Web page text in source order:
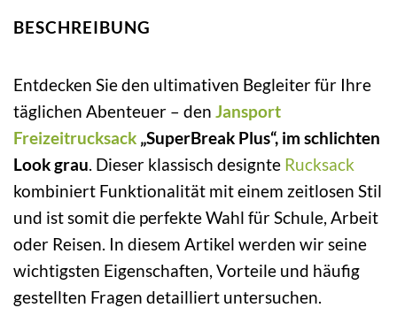
BESCHREIBUNG
Entdecken Sie den ultimativen Begleiter für Ihre
täglichen Abenteuer – den Jansport
Freizeitrucksack „SuperBreak Plus“, im schlichten
Look grau . Dieser klassisch designte Rucksack
kombiniert Funktionalität mit einem zeitlosen Stil
und ist somit die perfekte Wahl für Schule, Arbeit
oder Reisen. In diesem Artikel werden wir seine
wichtigsten Eigenschaften, Vorteile und häufig
gestellten Fragen detailliert untersuchen.